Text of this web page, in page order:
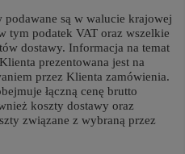
są w walucie krajowej
tym podatek VAT oraz wszelkie
dostawy. Informacja na temat
prezentowana jest na
przez Klienta zamówienia.
łączną cenę brutto
koszty dostawy oraz
związane z wybraną przez